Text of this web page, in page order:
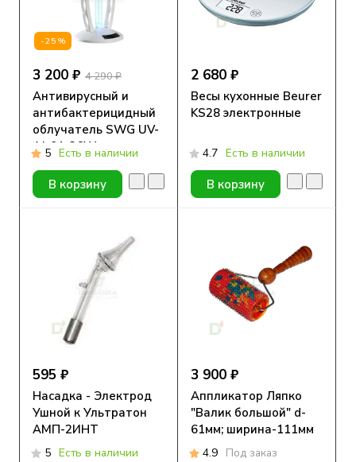
-25%
3 200 ₽ 4 290 ₽
Антивирусный и
антибактерицидный
облучатель SWG UV-
AJ-01-36W c
датчиком движения
5 Есть в наличии
В корзину
2 680 ₽
Весы кухонные Beurer
KS28 электронные
4.7 Есть в наличии
В корзину
595 ₽
Насадка - Электрод
Ушной к Ультратон
АМП-2ИНТ
5 Есть в наличии
3 900 ₽
Аппликатор Ляпко
"Валик большой" d-
61мм; ширина-111мм
4.9 Под заказ